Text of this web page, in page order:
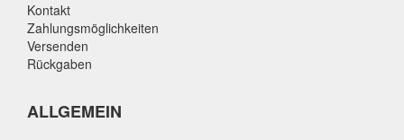
Kontakt
Zahlungsmöglichkeiten
Versenden
Rückgaben
ALLGEMEIN